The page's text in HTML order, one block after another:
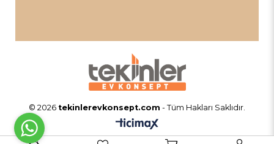
© 2026 tekinlerevkonsept.com - Tüm Hakları Saklıdır.